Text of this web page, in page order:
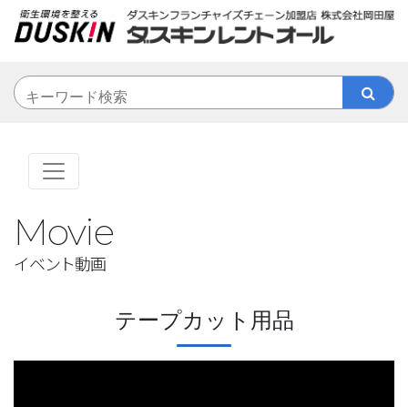
Movie
イベント動画
テープカット用品